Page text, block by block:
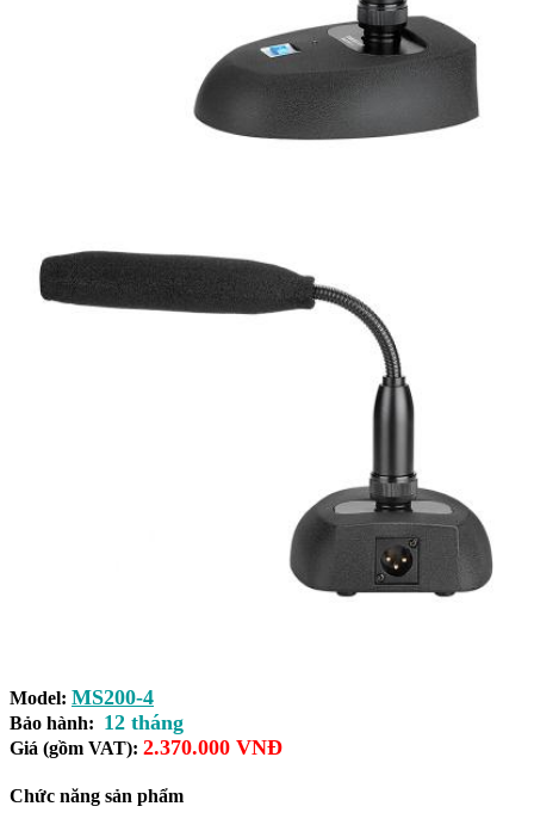
Model: MS200-4
Bảo hành: 12 tháng
Giá (gồm VAT): 2.370.000 VNĐ
Chức năng sản phẩm